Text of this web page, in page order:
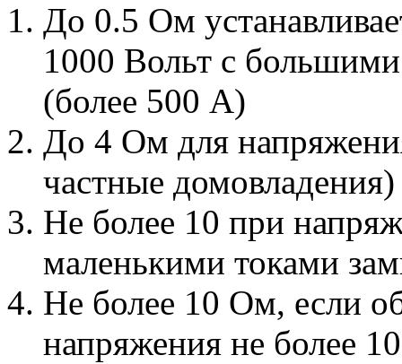
До 0.5 Ом
1000 Вольт с
(более 500 А)
До 4 Ом для
частные домовладения)
Не более 10 при
маленькими токами
Не более 10 Ом, если
напряжения не более